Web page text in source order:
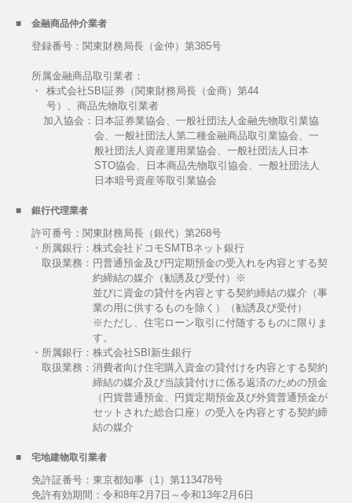
金融商品仲介業者
登録番号：関東財務局長（金仲）第385号
所属金融商品取引業者：
・
株式会社SBI証券（関東財務局長（金商）第44
号）、商品先物取引業者
加入協会： 日本証券業協会、一般社団法人金融先物取引業協
会、一般社団法人第二種金融商品取引業協会、一
般社団法人資産運用業協会、一般社団法人日本
STO協会、日本商品先物取引協会、一般社団法人
日本暗号資産等取引業協会
銀行代理業者
許可番号：関東財務局長（銀代）第268号
・所属銀行：株式会社ドコモSMTBネット銀行
取扱業務： 円普通預金及び円定期預金の受入れを内容とする契
約締結の媒介（勧誘及び受付）※
並びに資金の貸付を内容とする契約締結の媒介（事
業の用に供するものを除く）（勧誘及び受付）
※ただし、住宅ローン取引に付随するものに限りま
す。
・所属銀行：株式会社SBI新生銀行
取扱業務： 消費者向け住宅購入資金の貸付けを内容とする契約
締結の媒介及び当該貸付けに係る返済のための預金
（円貨普通預金、円貨定期預金及び外貨普通預金が
セットされた総合口座）の受入を内容とする契約締
結の媒介
宅地建物取引業者
免許証番号：東京都知事（1）第113478号
免許有効期間：令和8年2月7日～令和13年2月6日